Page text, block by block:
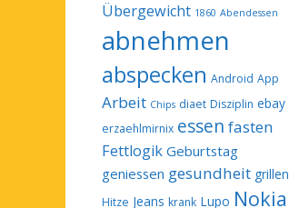
Übergewicht 1860 Abendessen
abnehmen
abspecken Android App
Arbeit Chips diaet Disziplin ebay
erzaehlmirnix essen fasten
Fettlogik Geburtstag
geniessen gesundheit grillen
Hitze Jeans krank Lupo Nokia